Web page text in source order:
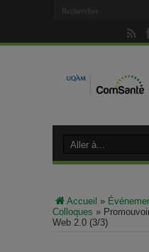
Accueil »
Colloques »
Web 2.0 (3/3)